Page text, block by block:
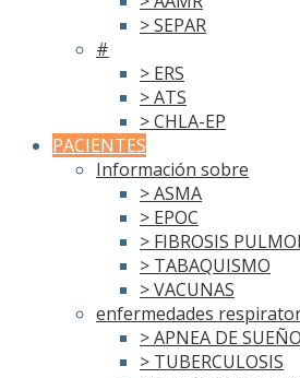
> SEPAR
#
> ERS
> ATS
> CHLA-EP
PACIENTES
Información sobre
> ASMA
> EPOC
> FIBROSIS
> TABAQUISMO
> VACUNAS
enfermedades
> APNEA DE SUEÑO
> TUBERCULOSIS